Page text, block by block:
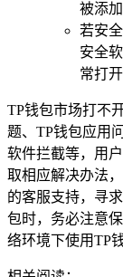
被添
若安
安全
常打开
TP钱包市场打不
题、TP钱包应用
软件拦截等，用
取相应解决办法
的客服支持，寻
包时，务必注意
络环境下使用TP钱